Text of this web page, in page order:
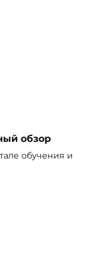
обзор
обучения и